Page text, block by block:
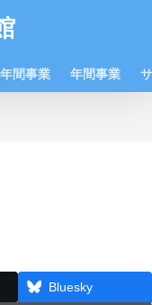
年間事業 年間事業
Bluesky